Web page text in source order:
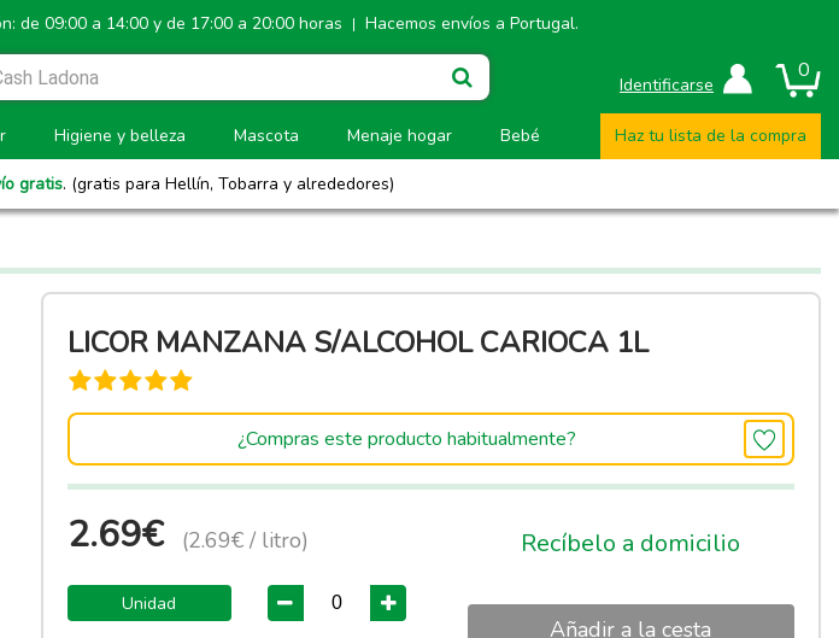
de 09:00 a 14:00 y de 17:00 a 20:00 horas | Hacemos envíos a Portugal.
0
Identificarse
Higiene y belleza Mascota Menaje hogar Bebé Haz tu lista de la compra
gratis. (gratis para Hellín, Tobarra y alrededores)
LICOR MANZANA S/ALCOHOL CARIOCA 1L
¿Compras este producto habitualmente?
2.69€ (2.69€ / litro)
Unidad
Recíbelo a domicilio
Añadir a la cesta